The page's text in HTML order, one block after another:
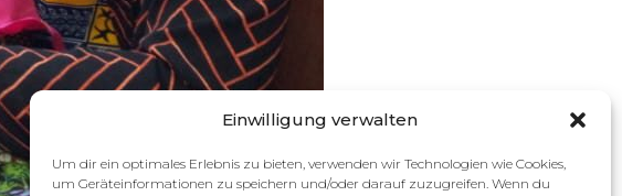
Einwilligung verwalten
Um dir ein optimales Erlebnis zu bieten, verwenden wir Technologien wie Cookies,
um Geräteinformationen zu speichern und/oder darauf zuzugreifen. Wenn du